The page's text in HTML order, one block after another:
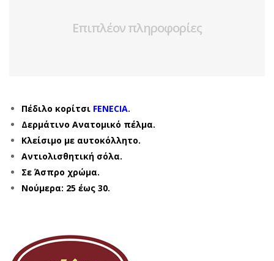
Επιπλέον πληροφορίες
Πέδιλο κορίτσι FENECIA.
Δερμάτινο Ανατομικό πέλμα.
Κλείσιμο με αυτοκόλλητο.
Αντιολισθητική σόλα.
Σε Άσπρο χρώμα.
Νούμερα: 25 έως 30.